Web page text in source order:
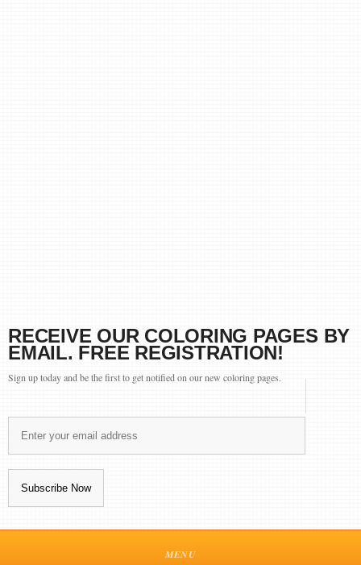
RECEIVE OUR COLORING PAGES BY
EMAIL. FREE REGISTRATION!
Sign up today and be the first to get notified on our new coloring pages.
MENU